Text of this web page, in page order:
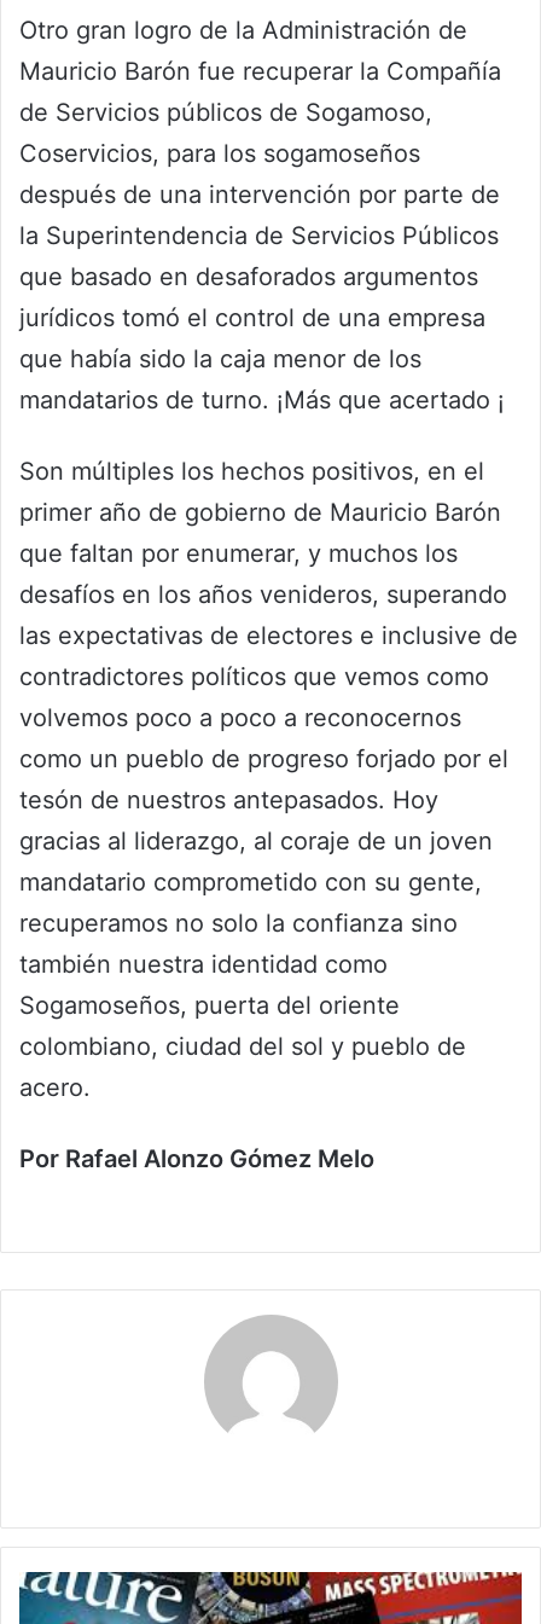
Otro gran logro de la Administración de
Mauricio Barón fue recuperar la Compañía
de Servicios públicos de Sogamoso,
Coservicios, para los sogamoseños
después de una intervención por parte de
la Superintendencia de Servicios Públicos
que basado en desaforados argumentos
jurídicos tomó el control de una empresa
que había sido la caja menor de los
mandatarios de turno. ¡Más que acertado ¡
Son múltiples los hechos positivos, en el
primer año de gobierno de Mauricio Barón
que faltan por enumerar, y muchos los
desafíos en los años venideros, superando
las expectativas de electores e inclusive de
contradictores políticos que vemos como
volvemos poco a poco a reconocernos
como un pueblo de progreso forjado por el
tesón de nuestros antepasados. Hoy
gracias al liderazgo, al coraje de un joven
mandatario comprometido con su gente,
recuperamos no solo la confianza sino
también nuestra identidad como
Sogamoseños, puerta del oriente
colombiano, ciudad del sol y pueblo de
acero.
Por Rafael Alonzo Gómez Melo
Acceso
continuo